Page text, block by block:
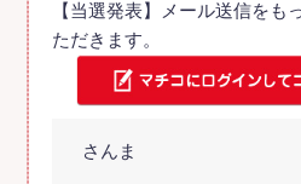
【当選発表】メール送信をも
ただきます。
さんま